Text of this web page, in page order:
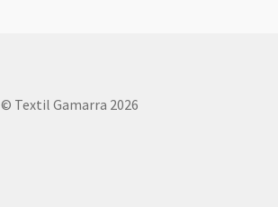
© Textil Gamarra 2026